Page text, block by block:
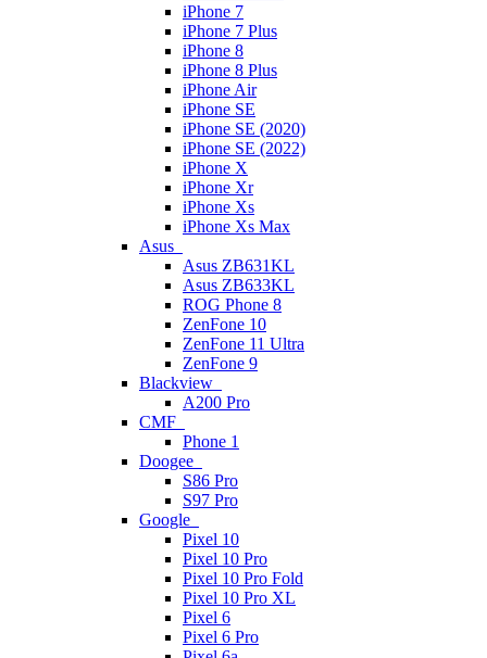
iPhone 7
iPhone 7 Plus
iPhone 8
iPhone 8 Plus
iPhone Air
iPhone SE
iPhone SE (2020)
iPhone SE (2022)
iPhone X
iPhone Xr
iPhone Xs
iPhone Xs Max
Asus
Asus ZB631KL
Asus ZB633KL
ROG Phone 8
ZenFone 10
ZenFone 11 Ultra
ZenFone 9
Blackview
A200 Pro
CMF
Phone 1
Doogee
S86 Pro
S97 Pro
Google
Pixel 10
Pixel 10 Pro
Pixel 10 Pro Fold
Pixel 10 Pro XL
Pixel 6
Pixel 6 Pro